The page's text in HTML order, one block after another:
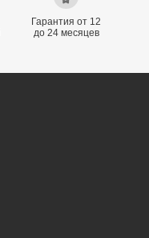
Гарантия от 12
до 24 месяцев